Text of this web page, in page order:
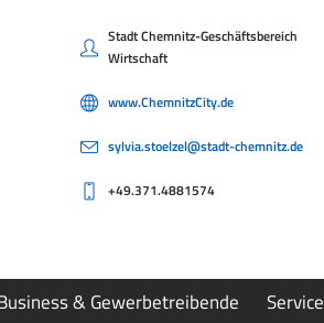
Stadt Chemnitz-Geschäftsbereich
Wirtschaft
www.ChemnitzCity.de
sylvia.stoelzel@stadt-chemnitz.de
+49.371.4881574
& Gewerbetreibende Service